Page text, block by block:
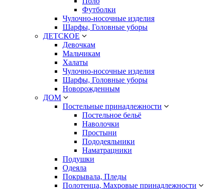
Футболки
Чулочно-носочные изделия
Шарфы, Головные уборы
ДЕТСКОЕ
Девочкам
Мальчикам
Халаты
Чулочно-носочные изделия
Шарфы, Головные уборы
Новорожденным
ДОМ
Постельные принадлежности
Постельное бельё
Наволочки
Простыни
Пододеяльники
Наматрацники
Подушки
Одеяла
Покрывала, Пледы
Полотенца, Махровые принадлежности